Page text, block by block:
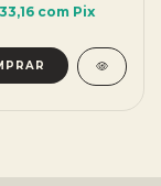
com Pix